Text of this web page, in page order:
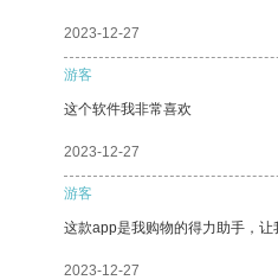
2023-12-27
游客
这个软件我非常喜欢
2023-12-27
游客
这款app是我购物的得力助手，让
2023-12-27